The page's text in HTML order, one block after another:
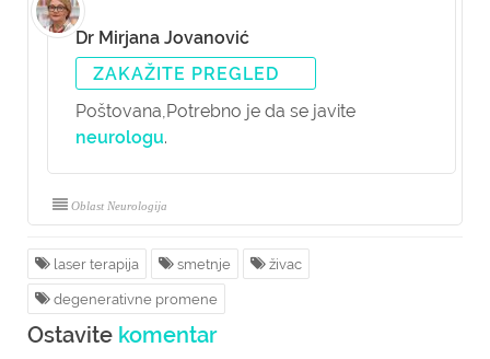
Dr Mirjana Jovanović
ZAKAŽITE PREGLED
Poštovana,Potrebno je da se javite
neurologu.
Oblast Neurologija
laser terapija smetnje živac
degenerativne promene
Ostavite komentar